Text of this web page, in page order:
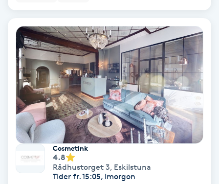
PRX-T33
Psoriasis
Radiofrekvens
Rakning
Cosmetink
4.8
Rådhustorget 3, Eskilstuna
Tider fr. 15:05, Imorgon